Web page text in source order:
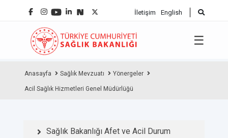
İletişim English
☰
Anasayfa Sağlık Mevzuatı Yönergeler
Acil Sağlık Hizmetleri Genel Müdürlüğü
Sağlık Bakanlığı Afet ve Acil Durum